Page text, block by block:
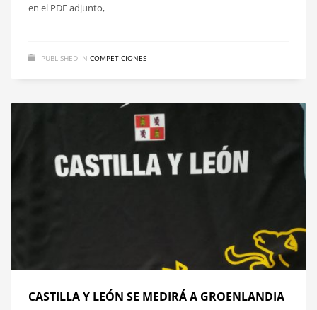
en el PDF adjunto,
PUBLISHED IN COMPETICIONES
CASTILLA Y LEÓN SE MEDIRÁ A GROENLANDIA